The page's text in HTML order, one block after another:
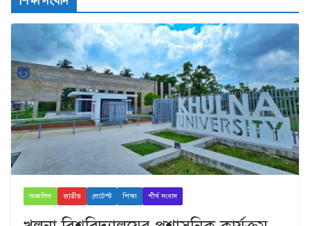
আঞ্চলিক জাতীয় লেটেস্ট শিক্ষা শীর্ষ সংবাদ